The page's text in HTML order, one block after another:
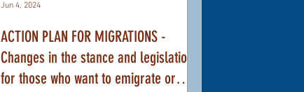
ACTION PLAN FOR MIGRATIONS -
Changes in the stance and legislation
for those who want to emigrate or
Jun 4, 2024